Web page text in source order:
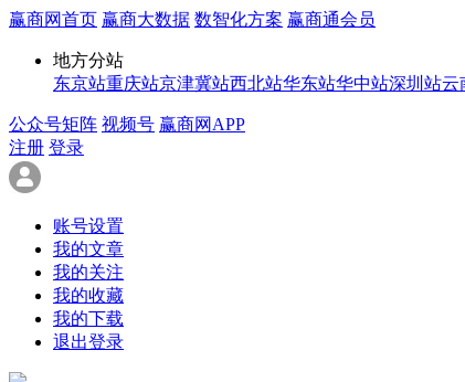
赢商网首页 赢商大数据 数智化方案 赢商通会员
地方分站
东京站重庆站京津冀站西北站华东站华中站深圳站云
公众号矩阵 视频号 赢商网APP
注册 登录
账号设置
我的文章
我的关注
我的收藏
我的下载
退出登录